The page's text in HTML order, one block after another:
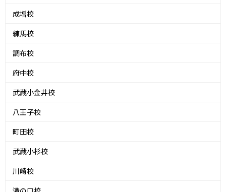
成増校
練馬校
調布校
府中校
武蔵小金井校
八王子校
町田校
武蔵小杉校
川崎校